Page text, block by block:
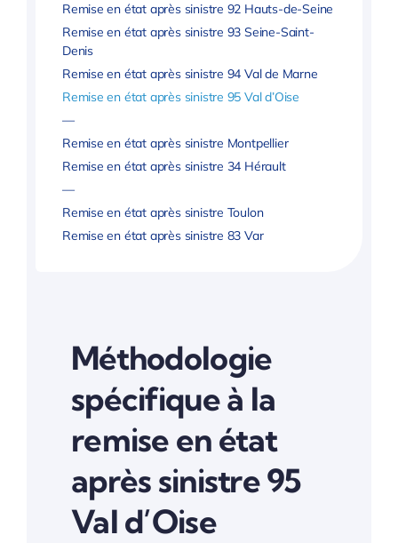
Remise en état après sinistre 92 Hauts-de-Seine
Remise en état après sinistre 93 Seine-Saint-
Denis
Remise en état après sinistre 94 Val de Marne
Remise en état après sinistre 95 Val d’Oise
—
Remise en état après sinistre Montpellier
Remise en état après sinistre 34 Hérault
—
Remise en état après sinistre Toulon
Remise en état après sinistre 83 Var
Méthodologie
spécifique à la
remise en état
après sinistre 95
Val d’Oise